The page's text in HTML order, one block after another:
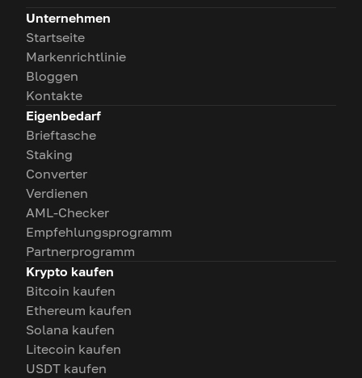
Unternehmen
Startseite
Markenrichtlinie
Bloggen
Kontakte
Eigenbedarf
Brieftasche
Staking
Converter
Verdienen
AML-Checker
Empfehlungsprogramm
Partnerprogramm
Krypto kaufen
Bitcoin kaufen
Ethereum kaufen
Solana kaufen
Litecoin kaufen
USDT kaufen